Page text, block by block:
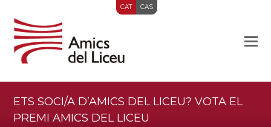
CAT CAS
ETS SOCI/A D’AMICS DEL LICEU? VOTA EL
PREMI AMICS DEL LICEU